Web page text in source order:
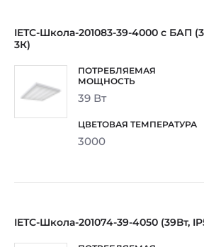
IETC-Школа-201083-39-4000 с БАП
3К)
39 Вт
3000
IETC-Школа-201074-39-4050 (39Вт,